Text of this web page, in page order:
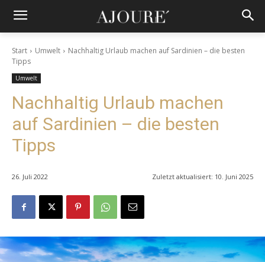
Start Umwelt
Nachhaltig Urlaub machen auf Sardinien – die besten
Tipps
Umwelt
Nachhaltig Urlaub machen
auf Sardinien – die besten
Tipps
26. Juli 2022 Zuletzt aktualisiert: 10. Juni 2025